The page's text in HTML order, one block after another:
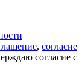
, согласие
согласие с